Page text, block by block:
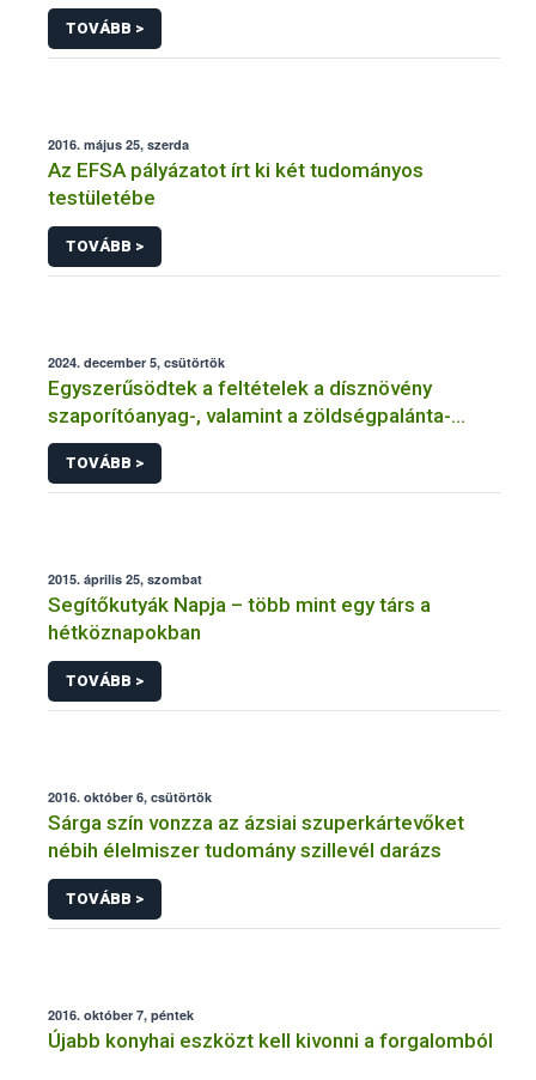
felhasználásakor a jelölési szabályoktól való
eltérés
TOVÁBB >
2016. május 25, szerda
Az EFSA pályázatot írt ki két tudományos
testületébe
TOVÁBB >
2024. december 5, csütörtök
Egyszerűsödtek a feltételek a dísznövény
szaporítóanyag-, valamint a zöldségpalánta-
előállítók és -forgalmazók tevékenységének
bejelentése és engedélyezése kapcsán
TOVÁBB >
2015. április 25, szombat
Segítőkutyák Napja – több mint egy társ a
hétköznapokban
TOVÁBB >
2016. október 6, csütörtök
Sárga szín vonzza az ázsiai szuperkártevőket
nébih élelmiszer tudomány szillevél darázs
TOVÁBB >
2016. október 7, péntek
Újabb konyhai eszközt kell kivonni a forgalomból